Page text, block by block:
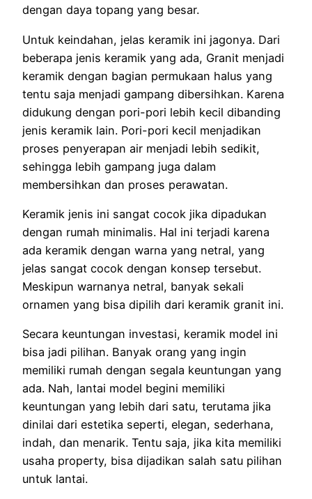
dengan daya topang yang besar.
Untuk keindahan, jelas keramik ini jagonya. Dari
beberapa jenis keramik yang ada, Granit menjadi
keramik dengan bagian permukaan halus yang
tentu saja menjadi gampang dibersihkan. Karena
didukung dengan pori-pori lebih kecil dibanding
jenis keramik lain. Pori-pori kecil menjadikan
proses penyerapan air menjadi lebih sedikit,
sehingga lebih gampang juga dalam
membersihkan dan proses perawatan.
Keramik jenis ini sangat cocok jika dipadukan
dengan rumah minimalis. Hal ini terjadi karena
ada keramik dengan warna yang netral, yang
jelas sangat cocok dengan konsep tersebut.
Meskipun warnanya netral, banyak sekali
ornamen yang bisa dipilih dari keramik granit ini.
Secara keuntungan investasi, keramik model ini
bisa jadi pilihan. Banyak orang yang ingin
memiliki rumah dengan segala keuntungan yang
ada. Nah, lantai model begini memiliki
keuntungan yang lebih dari satu, terutama jika
dinilai dari estetika seperti, elegan, sederhana,
indah, dan menarik. Tentu saja, jika kita memiliki
usaha property, bisa dijadikan salah satu pilihan
untuk lantai.